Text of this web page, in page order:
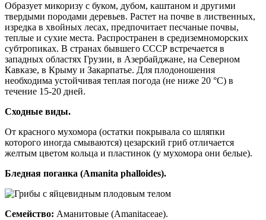
Образует микоризу с буком, дубом, каштаном и другими
твердыми породами деревьев. Растет на почве в лиственных,
изредка в хвойных лесах, предпочитает песчаные почвы,
теплые и сухие места. Распространен в средиземноморских
субтропиках. В странах бывшего СССР встречается в
западных областях Грузии, в Азербайджане, на Северном
Кавказе, в Крыму и Закарпатье. Для плодоношения
необходима устойчивая теплая погода (не ниже 20 °С) в
течение 15-20 дней.
Сходные виды.
От красного мухомора (остатки покрывала со шляпки
которого иногда смываются) цезарский гриб отличается
желтым цветом кольца и пластинок (у мухомора они белые).
Бледная поганка (Amanita phalloides).
Семейство: Аманитовые (Amanitaceae).